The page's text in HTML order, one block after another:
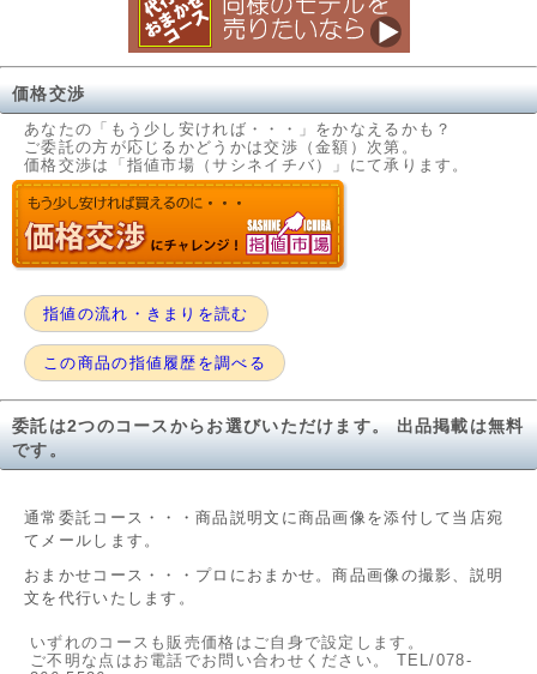
価格交渉
あなたの「もう少し安ければ・・・」をかなえるかも？
ご委託の方が応じるかどうかは交渉（金額）次第。
価格交渉は「指値市場（サシネイチバ）」にて承ります。
指値の流れ・きまりを読む
この商品の指値履歴を調べる
委託は2つのコースからお選びいただけます。 出品掲載は無料
です。
通常委託コース・・・商品説明文に商品画像を添付して当店宛
てメールします。
おまかせコース・・・プロにおまかせ。商品画像の撮影、説明
文を代行いたします。
いずれのコースも販売価格はご自身で設定します。
ご不明な点はお電話でお問い合わせください。 TEL/078-